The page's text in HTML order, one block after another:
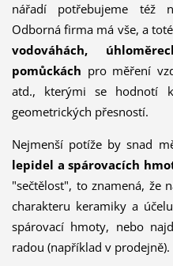
nářadí potřebujeme též
Odborná firma má vše, a
vodováhách,
pomůckách pro měření
atd., kterými se hodnotí
geometrických přesností.
Nejmenší potíže by snad
lepidel a spárovacích
"sečtělost", to znamená, že
charakteru keramiky a
spárovací hmoty, nebo
radou (například v prodejně).